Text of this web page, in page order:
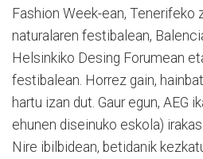
Fashion Week-ean, Tenerifeko
naturalaren festibalean,
Helsinkiko Desing Forumean
festibalean. Horrez gain,
hartu izan dut. Gaur egun, AEG
ehunen diseinuko eskola)
Nire ibilbidean, betidanik